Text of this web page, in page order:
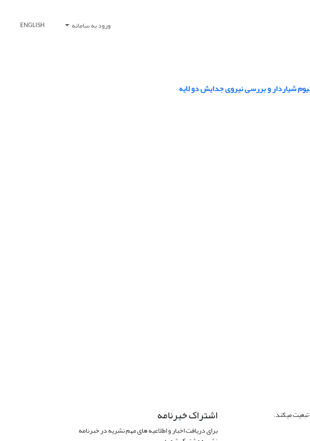
ورود به سامانه ENGLISH
شیاردار و بررسی نیروی جدایش دو لایه
اشتراک خبرنامه
برای دریافت اخبار و اطلاعیه های مهم نشریه در خبرنامه